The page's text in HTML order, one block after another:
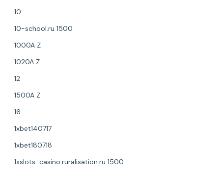
10
10-school.ru 1500
1000A Z
1020A Z
12
1500A Z
16
1xbet140717
1xbet180718
1xslots-casino.ruralisation.ru 1500